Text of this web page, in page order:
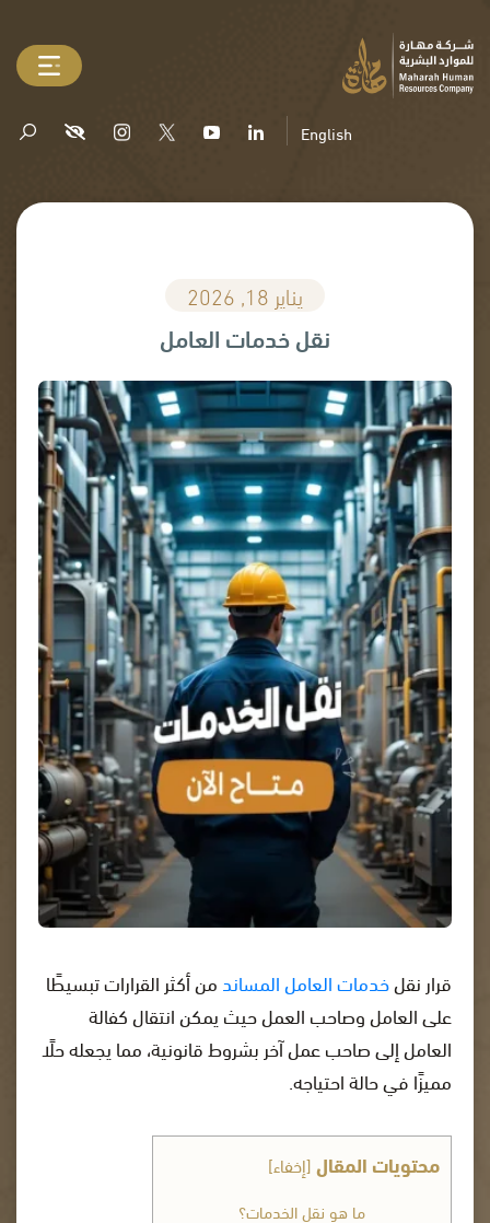
English
يناير 18, 2026
نقل خدمات العامل
قرار نقلخدمات العامل المساندمن أكثر القرارات تبسيطًا
على العامل وصاحب العمل حيث يمكن انتقال كفالة
العامل إلى صاحب عمل آخر بشروط قانونية، مما يجعله حلًا
مميزًا في حالة احتياجه.
محتويات المقال[إخفاء]
ما هو نقل الخدمات؟